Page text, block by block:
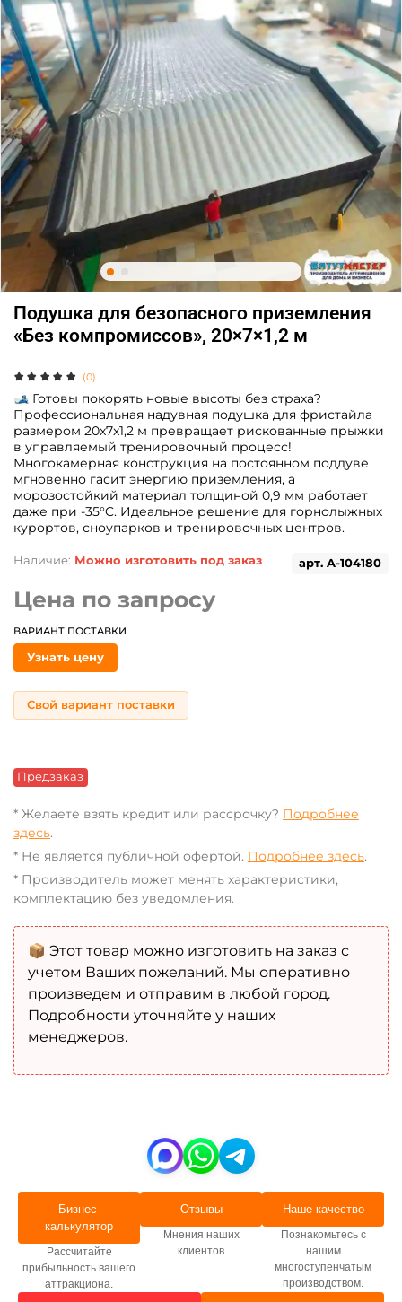
(0)
арт. A-104180
Наличие: Можно изготовить под заказ
Предзаказ
Подушка для безопасного приземления
«Без компромиссов», 20×7×1,2 м
Цена по запросу
ВАРИАНТ ПОСТАВКИ
Узнать цену
Свой вариант поставки
🎿 Готовы покорять новые высоты без страха?
Профессиональная надувная подушка для фристайла
размером 20x7x1,2 м превращает рискованные прыжки
в управляемый тренировочный процесс!
Многокамерная конструкция на постоянном поддуве
мгновенно гасит энергию приземления, а
морозостойкий материал толщиной 0,9 мм работает
даже при -35°C. Идеальное решение для горнолыжных
курортов, сноупарков и тренировочных центров.
* Желаете взять кредит или рассрочку? Подробнее
здесь.
* Не является публичной офертой. Подробнее здесь.
* Производитель может менять характеристики,
комплектацию без уведомления.
📦 Этот товар можно изготовить на заказ с
учетом Ваших пожеланий. Мы оперативно
произведем и отправим в любой город.
Подробности уточняйте у наших
менеджеров.
Бизнес-
калькулятор
Рассчитайте
прибыльность вашего
аттракциона.
Отзывы
Мнения наших
клиентов
Наше качество
Познакомьтесь с
нашим
многоступенчатым
производством.